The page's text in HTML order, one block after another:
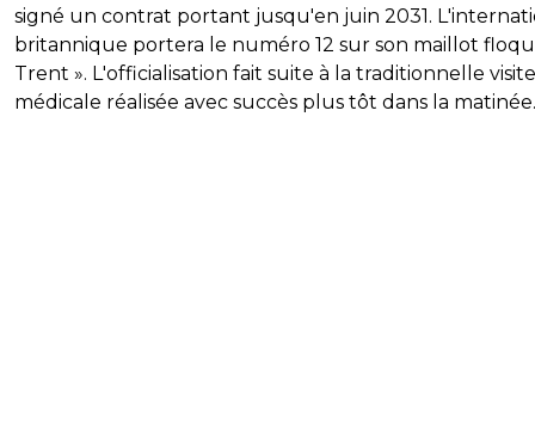
signé un contrat portant jusqu'en juin 2031.
britannique portera le numéro 12 sur son maillot
Trent ». L'officialisation fait suite à la traditionnelle visite
médicale réalisée avec succès plus tôt dans la matinée.